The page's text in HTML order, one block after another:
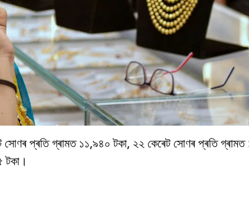
সোণৰ প্ৰতি গ্ৰামত ১১,৯৪০ টকা, ২২ কেৰেট সোণৰ প্ৰতি
টকা।